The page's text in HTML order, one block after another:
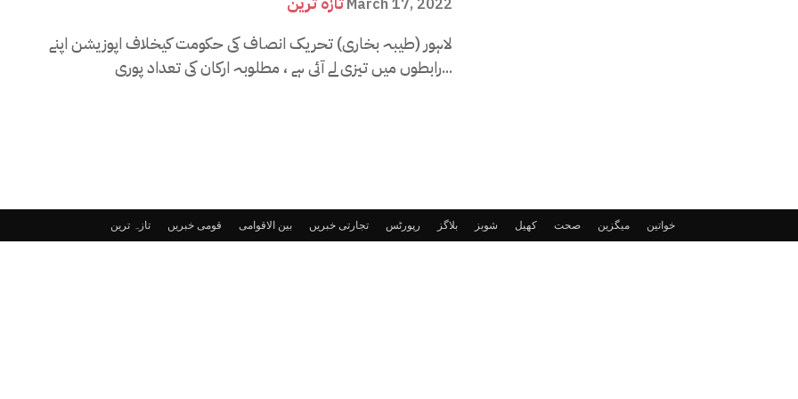
لاہور (طیبہ بخاری) تحریک انصاف کی حکومت کیخلاف اپوزیشن اپنے
رابطوں میں تیزی لے آئی ہے ، مطلوبہ ارکان کی تعداد پوری...
تازہ ترین قومی خبریں بین الاقوامی تجارتی خبریں رپورٹس بلاگز شوبز کھیل صحت میگزین خواتین